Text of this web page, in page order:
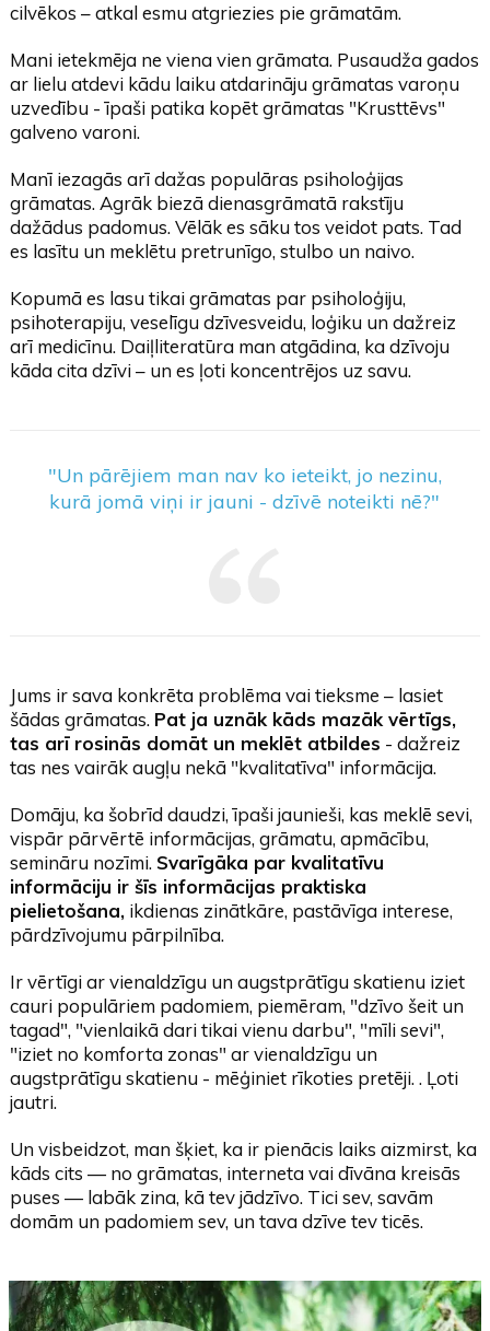
cilvēkos – atkal esmu atgriezies pie grāmatām.
Mani ietekmēja ne viena vien grāmata. Pusaudža gados
ar lielu atdevi kādu laiku atdarināju grāmatas varoņu
uzvedību - īpaši patika kopēt grāmatas "Krusttēvs"
galveno varoni.
Manī iezagās arī dažas populāras psiholoģijas
grāmatas. Agrāk biezā dienasgrāmatā rakstīju
dažādus padomus. Vēlāk es sāku tos veidot pats. Tad
es lasītu un meklētu pretrunīgo, stulbo un naivo.
Kopumā es lasu tikai grāmatas par psiholoģiju,
psihoterapiju, veselīgu dzīvesveidu, loģiku un dažreiz
arī medicīnu. Daiļliteratūra man atgādina, ka dzīvoju
kāda cita dzīvi – un es ļoti koncentrējos uz savu.
"Un pārējiem man nav ko ieteikt, jo nezinu,
kurā jomā viņi ir jauni - dzīvē noteikti nē?"
Jums ir sava konkrēta problēma vai tieksme – lasiet
šādas grāmatas. Pat ja uznāk kāds mazāk vērtīgs,
tas arī rosinās domāt un meklēt atbildes - dažreiz
tas nes vairāk augļu nekā "kvalitatīva" informācija.
Domāju, ka šobrīd daudzi, īpaši jaunieši, kas meklē sevi,
vispār pārvērtē informācijas, grāmatu, apmācību,
semināru nozīmi. Svarīgāka par kvalitatīvu
informāciju ir šīs informācijas praktiska
pielietošana, ikdienas zinātkāre, pastāvīga interese,
pārdzīvojumu pārpilnība.
Ir vērtīgi ar vienaldzīgu un augstprātīgu skatienu iziet
cauri populāriem padomiem, piemēram, "dzīvo šeit un
tagad", "vienlaikā dari tikai vienu darbu", "mīli sevi",
"iziet no komforta zonas" ar vienaldzīgu un
augstprātīgu skatienu - mēģiniet rīkoties pretēji. . Ļoti
jautri.
Un visbeidzot, man šķiet, ka ir pienācis laiks aizmirst, ka
kāds cits — no grāmatas, interneta vai dīvāna kreisās
puses — labāk zina, kā tev jādzīvo. Tici sev, savām
domām un padomiem sev, un tava dzīve tev ticēs.